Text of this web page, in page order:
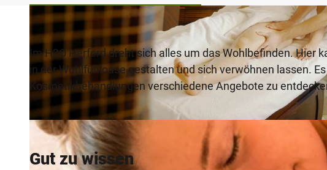
© Freizeiteinrichtungen Stadtwerke Herford GmbH/Thorsten Ulonska
Im H2O Herford dreht sich alles um das Wohlbefinden. Hier
in der Wohlfühloase gestalten und sich verwöhnen lassen.
Kosmetikbehandlungen verschiedene Angebote zu
Gut zu wissen